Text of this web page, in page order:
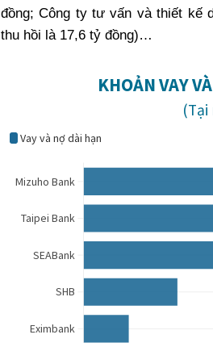
đồng; Công ty tư vấn và thiết kế
thu hồi là 17,6 tỷ đồng)…